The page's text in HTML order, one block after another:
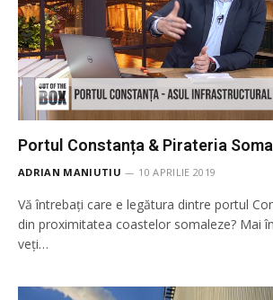
Portul Constanța & Pirateria
ADRIAN MANIUTIU 10 APRILIE 2019
Vă întrebați care e legătura dintre portul
din proximitatea coastelor somaleze? Mai
veți…